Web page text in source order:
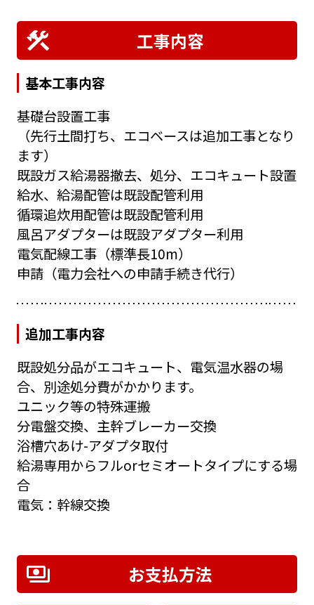
工事内容
基本工事内容
基礎台設置工事
（先行土間打ち、エコベースは追加工事となり
ます）
既設ガス給湯器撤去、処分、エコキュート設置
給水、給湯配管は既設配管利用
循環追炊用配管は既設配管利用
風呂アダプターは既設アダプター利用
電気配線工事（標準長10m）
申請（電力会社への申請手続き代行）
追加工事内容
既設処分品がエコキュート、電気温水器の場
合、別途処分費がかかります。
ユニック等の特殊運搬
分電盤交換、主幹ブレーカー交換
浴槽穴あけ-アダプタ取付
給湯専用からフルorセミオートタイプにする場
合
電気：幹線交換
お支払方法